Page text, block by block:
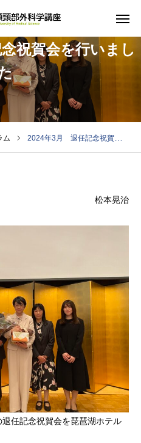
祝賀会を行いまし
ム 2024年3月 退任記念祝賀会を行いました
松本晃治
任記念祝賀会を琵琶湖ホテル